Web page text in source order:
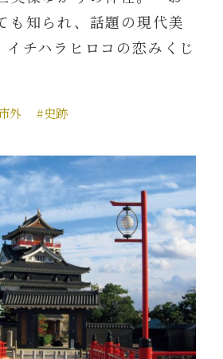
も知られ、話題の現代美
イチハラヒロコの恋みくじ
外 #史跡